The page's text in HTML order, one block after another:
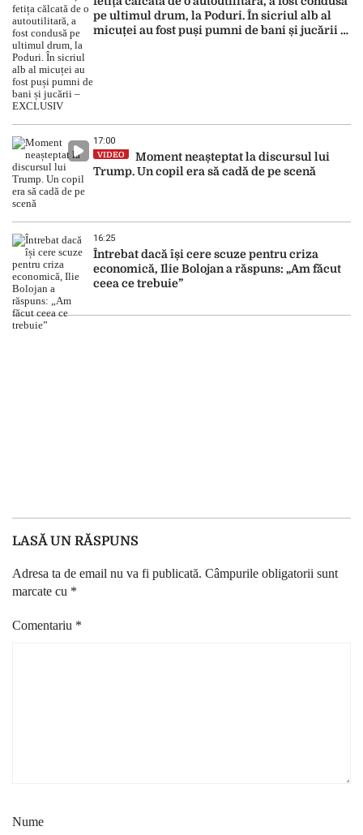
pe ultimul drum, la Poduri. În sicriul alb al
micuței au fost puși pumni de bani și jucării –
17:00
VIDEO
Moment neașteptat la discursul lui
Trump. Un copil era să cadă de pe scenă
16:25
Întrebat dacă își cere scuze pentru criza
economică, Ilie Bolojan a răspuns: „Am făcut
ceea ce trebuie”
LASĂ UN RĂSPUNS
Adresa ta de email nu va fi publicată. Câmpurile obligatorii sunt
marcate cu *
Comentariu *
Nume